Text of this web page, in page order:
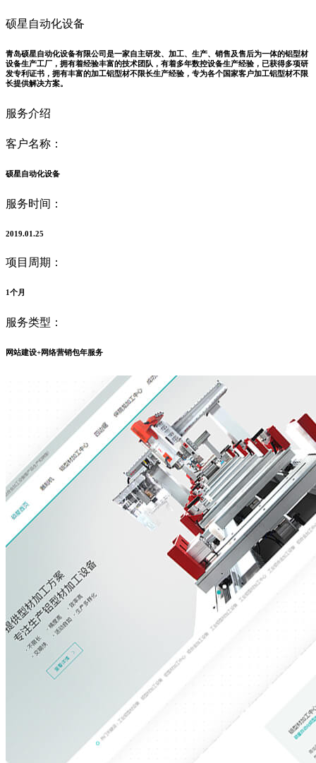
硕星自动化设备
青岛硕星自动化设备有限公司是一家自主研发、加工、生产、销售及售后为一体的铝型材
设备生产工厂，拥有着经验丰富的技术团队，有着多年数控设备生产经验，已获得多项研
发专利证书，拥有丰富的加工铝型材不限长生产经验，专为各个国家客户加工铝型材不限
长提供解决方案。
服务介绍
客户名称：
硕星自动化设备
服务时间：
2019.01.25
项目周期：
1个月
服务类型：
网站建设+网络营销包年服务